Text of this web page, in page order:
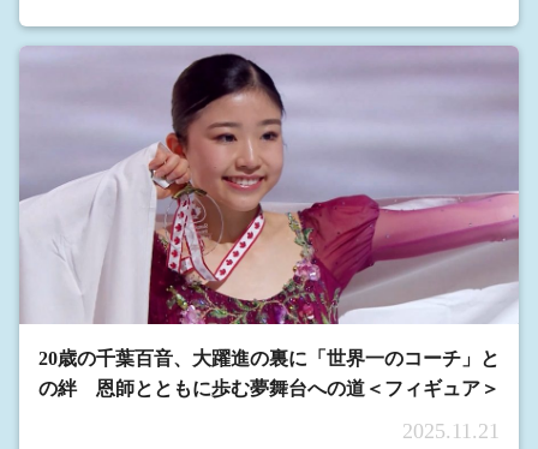
20歳の千葉百音、大躍進の裏に「世界一のコーチ」と
の絆 恩師とともに歩む夢舞台への道＜フィギュア＞
2025.11.21